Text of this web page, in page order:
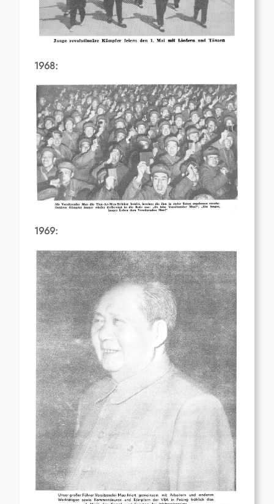
1968:
1969: